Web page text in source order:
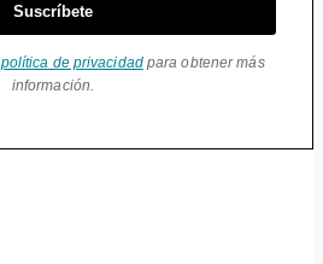
Suscríbete
política de privacidadpara obtener más
información.